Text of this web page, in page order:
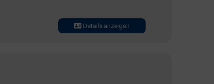
Details anzeigen